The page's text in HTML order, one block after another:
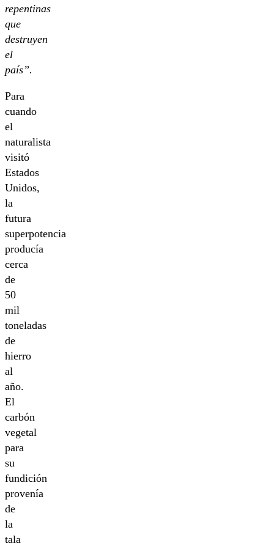
repentinas
que
destruyen
el
país”.
Para
cuando
el
naturalista
visitó
Estados
Unidos,
la
futura
superpotencia
producía
cerca
de
50
mil
toneladas
de
hierro
al
año.
El
carbón
vegetal
para
su
fundición
provenía
de
la
tala